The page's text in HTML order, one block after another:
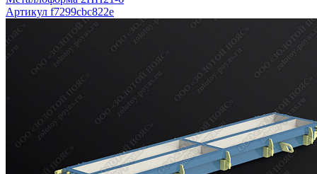
Артикул f7299cbc822e